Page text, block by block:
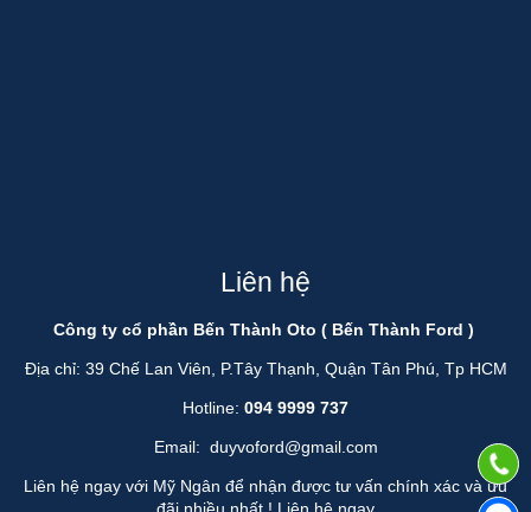
Liên hệ
Công ty cổ phần Bến Thành Oto ( Bến Thành Ford )
Địa chỉ: 39 Chế Lan Viên, P.Tây Thạnh, Quận Tân Phú, Tp HCM
Hotline: 094 9999 737
Email: duyvoford@gmail.com
Liên hệ ngay với Mỹ Ngân để nhận được tư vấn chính xác và ưu